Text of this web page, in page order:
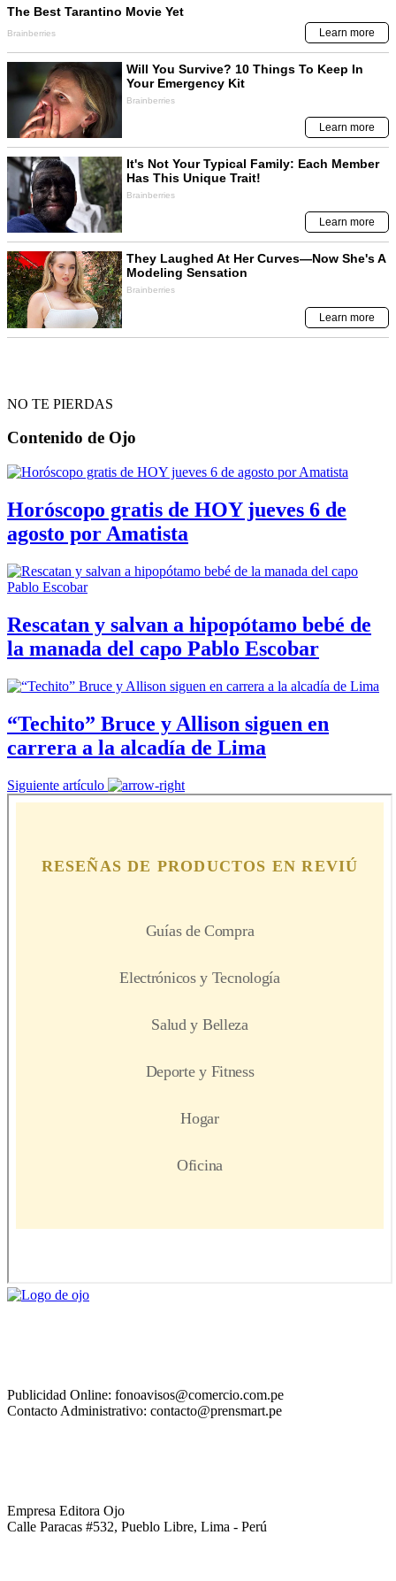
NO TE PIERDAS
Contenido de Ojo
Horóscopo gratis de HOY jueves 6 de
agosto por Amatista
Rescatan y salvan a hipopótamo bebé de
la manada del capo Pablo Escobar
“Techito” Bruce y Allison siguen en
carrera a la alcadía de Lima
Siguiente artículo
Publicidad Online: fonoavisos@comercio.com.pe
Contacto Administrativo: contacto@prensmart.pe
Empresa Editora Ojo
Calle Paracas #532, Pueblo Libre, Lima - Perú